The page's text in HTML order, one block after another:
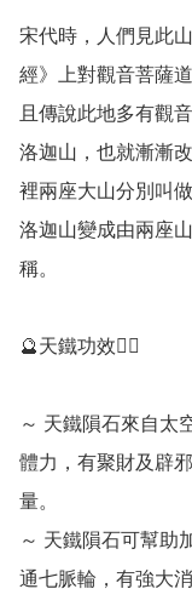
宋代時，人們見此
經》上對觀音菩薩
且傳說此地多有觀
洛迦山，也就漸漸
裡兩座大山分別叫
洛迦山變成由兩座
稱。
🔮天鐵功效💁‍♀️
～ 天鐵隕石來自太
體力，有聚財及辟
量。
～ 天鐵隕石可幫助
通七脈輪，有強大